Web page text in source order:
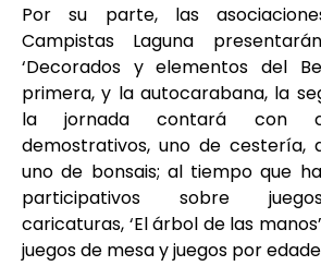
Por su parte, las
Campistas Laguna
‘Decorados y elementos del
primera, y la autocarabana, la
la jornada contará con
demostrativos, uno de cestería,
uno de bonsais; al tiempo que
participativos sobre
caricaturas, ‘El árbol de las
juegos de mesa y juegos por